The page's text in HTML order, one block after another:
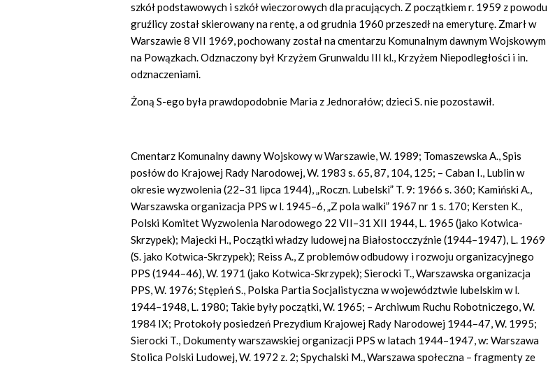
szkół podstawowych i szkół wieczorowych dla pracujących. Z początkiem r. 1959 z powodu
gruźlicy został skierowany na rentę, a od grudnia 1960 przeszedł na emeryturę. Zmarł w
Warszawie 8 VII 1969, pochowany został na cmentarzu Komunalnym dawnym Wojskowym
na Powązkach. Odznaczony był Krzyżem Grunwaldu III kl., Krzyżem Niepodległości i in.
odznaczeniami.
Żoną S-ego była prawdopodobnie Maria z Jednorałów; dzieci S. nie pozostawił.
Cmentarz Komunalny dawny Wojskowy w Warszawie, W. 1989; Tomaszewska A., Spis
posłów do Krajowej Rady Narodowej, W. 1983 s. 65, 87, 104, 125; – Caban I., Lublin w
okresie wyzwolenia (22–31 lipca 1944), „Roczn. Lubelski” T. 9: 1966 s. 360; Kamiński A.,
Warszawska organizacja PPS w l. 1945–6, „Z pola walki” 1967 nr 1 s. 170; Kersten K.,
Polski Komitet Wyzwolenia Narodowego 22 VII–31 XII 1944, L. 1965 (jako Kotwica-
Skrzypek); Majecki H., Początki władzy ludowej na Białostocczyźnie (1944–1947), L. 1969
(S. jako Kotwica-Skrzypek); Reiss A., Z problemów odbudowy i rozwoju organizacyjnego
PPS (1944–46), W. 1971 (jako Kotwica-Skrzypek); Sierocki T., Warszawska organizacja
PPS, W. 1976; Stępień S., Polska Partia Socjalistyczna w województwie lubelskim w l.
1944–1948, L. 1980; Takie były początki, W. 1965; – Archiwum Ruchu Robotniczego, W.
1984 IX; Protokoły posiedzeń Prezydium Krajowej Rady Narodowej 1944–47, W. 1995;
Sierocki T., Dokumenty warszawskiej organizacji PPS w latach 1944–1947, w: Warszawa
Stolica Polski Ludowej, W. 1972 z. 2; Spychalski M., Warszawa społeczna – fragmenty ze